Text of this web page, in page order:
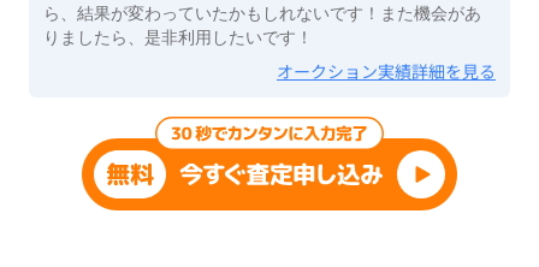
ら、結果が変わっていたかもしれないです！また機会があ
りましたら、是非利用したいです！
オークション実績詳細を見る